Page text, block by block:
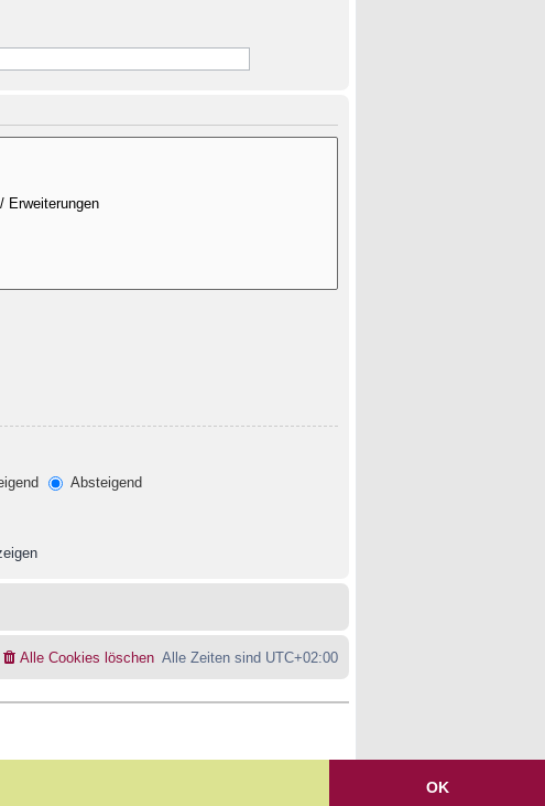
OK
Absteigend
Alle Zeiten sind UTC+02:00
Alle Cookies löschen